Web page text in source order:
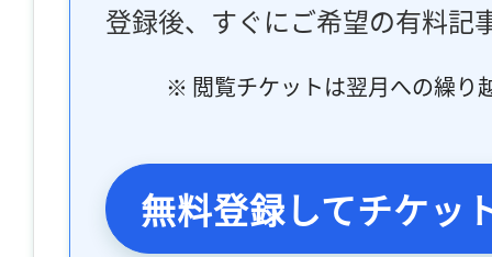
登録後、すぐにご希望の有料記
※ 閲覧チケットは翌月への繰り
無料登録してチケッ